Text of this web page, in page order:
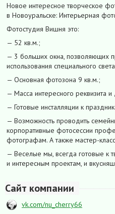
Новое интересное творческое
в Новоуральске: Интерьерная
Фотостудия Вишня это:
— 52 кв.м.;
— 3 больших окна, позволяющих
использования специального
— Основная фотозона 9 кв.м.;
— Масса интересного реквизита
— Готовые инсталляции к
— Возможность проводить
корпоративные фотосессии
фотографам. А также мастер-
— Веселые мы, всегда готовые к
и интересным проектам, и
Сайт компании
vk.com/nu_cherry66